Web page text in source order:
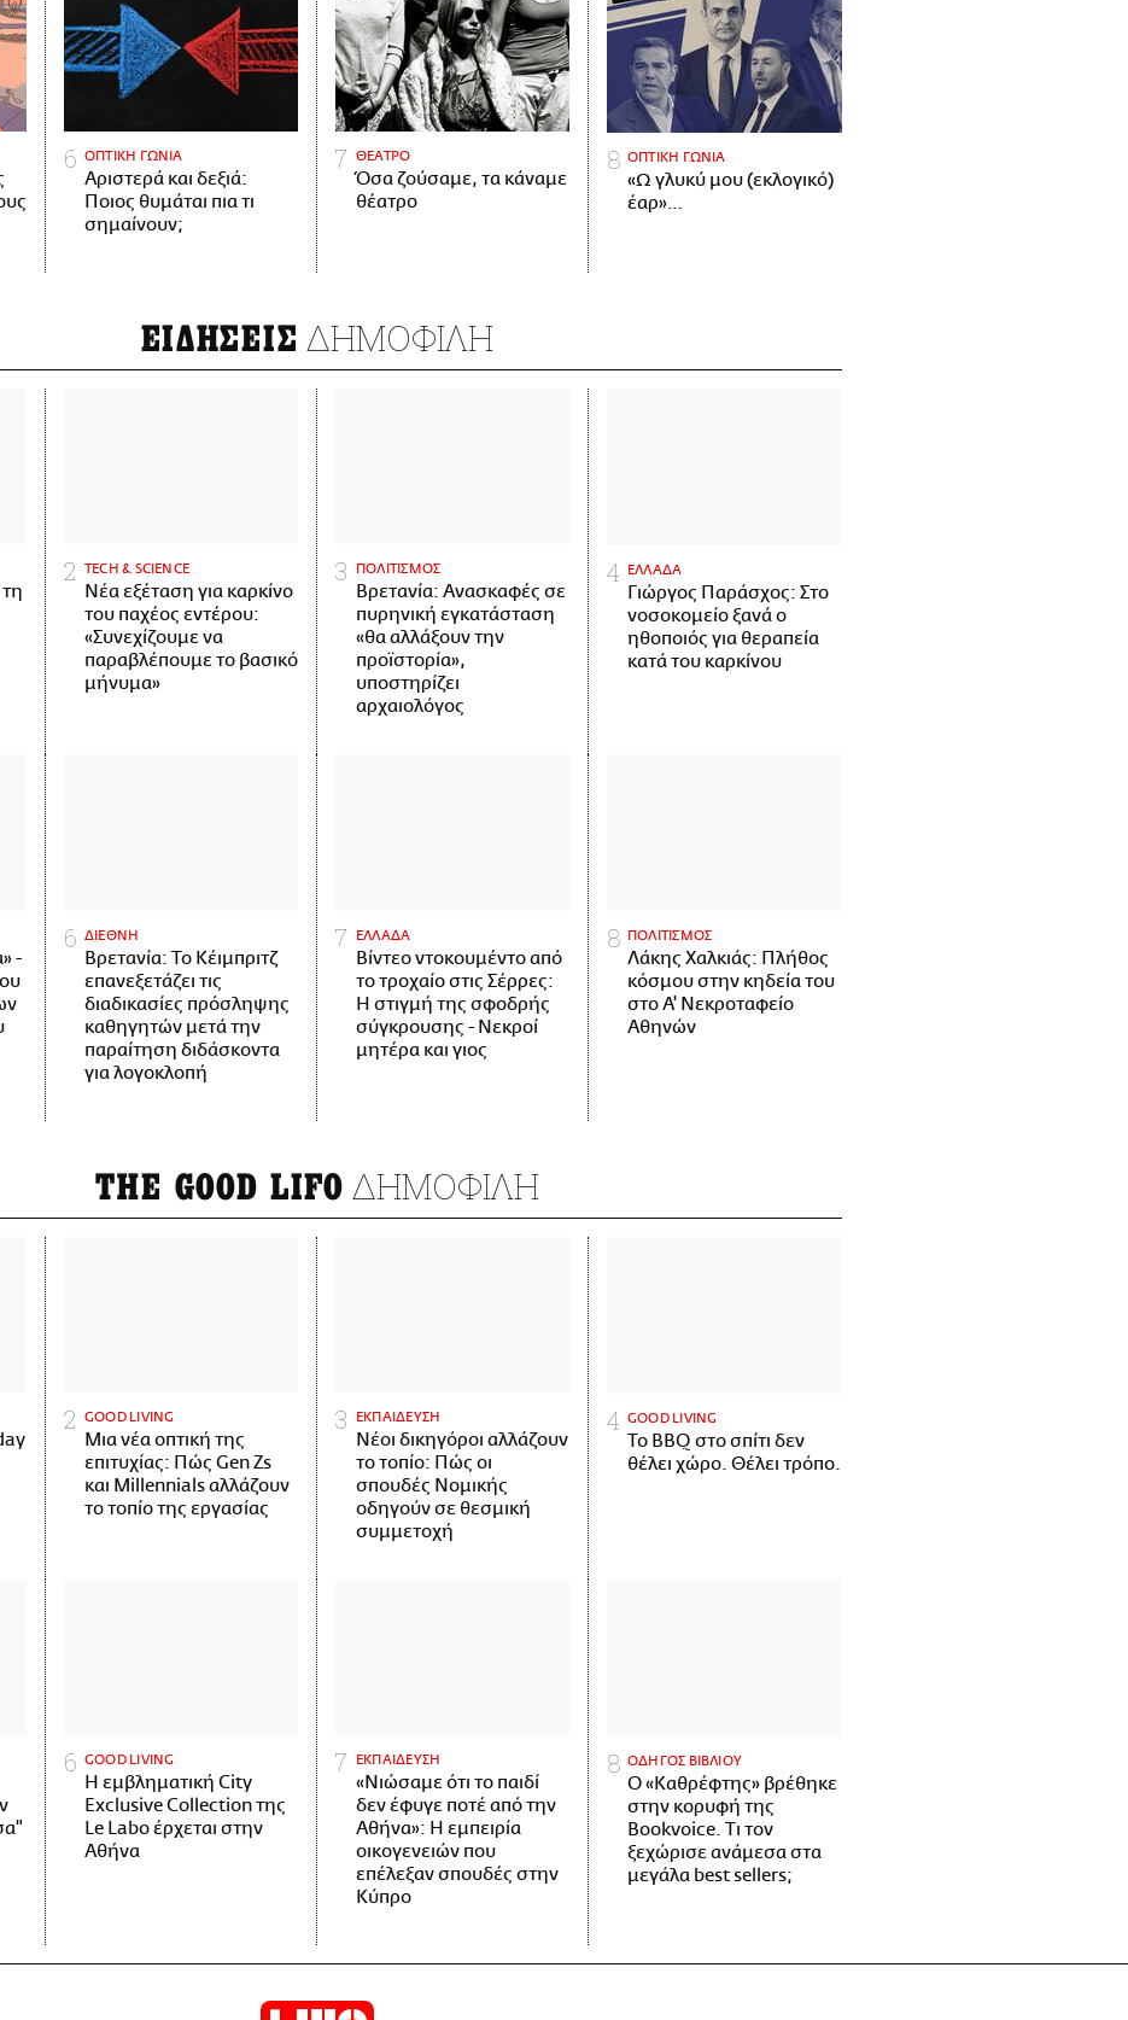
ΟΠΤΙΚΗ ΓΩΝΙΑ
Αριστερά και δεξιά:
Ποιος θυμάται πια τι
σημαίνουν;
ΘΕΑΤΡΟ
Όσα ζούσαμε, τα κάναμε
θέατρο
ΟΠΤΙΚΗ ΓΩΝΙΑ
«Ω γλυκύ μου (εκλογικό)
έαρ»…
ΕΙΔΗΣΕΙΣ ΔΗΜΟΦΙΛΗ
ΤECH & SCIENCE
Νέα εξέταση για καρκίνο
του παχέος εντέρου:
«Συνεχίζουμε να
παραβλέπουμε το βασικό
μήνυμα»
ΠΟΛΙΤΙΣΜΟΣ
Βρετανία: Ανασκαφές σε
πυρηνική εγκατάσταση
«θα αλλάξουν την
προϊστορία»,
υποστηρίζει
αρχαιολόγος
ΕΛΛΑΔΑ
Γιώργος Παράσχος: Στο
νοσοκομείο ξανά ο
ηθοποιός για θεραπεία
κατά του καρκίνου
-
ΔΙΕΘΝΗ
Βρετανία: Το Κέιμπριτζ
επανεξετάζει τις
διαδικασίες πρόσληψης
καθηγητών μετά την
παραίτηση διδάσκοντα
για λογοκλοπή
ΕΛΛΑΔΑ
Βίντεο ντοκουμέντο από
το τροχαίο στις Σέρρες:
Η στιγμή της σφοδρής
σύγκρουσης - Νεκροί
μητέρα και γιος
ΠΟΛΙΤΙΣΜΟΣ
Λάκης Χαλκιάς: Πλήθος
κόσμου στην κηδεία του
στο Α' Νεκροταφείο
Αθηνών
THE GOOD LIFO ΔΗΜΟΦΙΛΗ
GOOD LIVING
Μια νέα οπτική της
επιτυχίας: Πώς Gen Zs
και Millennials αλλάζουν
το τοπίο της εργασίας
ΕΚΠΑΙΔΕΥΣΗ
Νέοι δικηγόροι αλλάζουν
το τοπίο: Πώς οι
σπουδές Νομικής
οδηγούν σε θεσμική
συμμετοχή
GOOD LIVING
Το BBQ στο σπίτι δεν
θέλει χώρο. Θέλει τρόπο.
GOOD LIVING
Η εμβληματική City
Exclusive Collection της
Le Labo έρχεται στην
Αθήνα
ΕΚΠΑΙΔΕΥΣΗ
«Νιώσαμε ότι το παιδί
δεν έφυγε ποτέ από την
Αθήνα»: Η εμπειρία
οικογενειών που
επέλεξαν σπουδές στην
Κύπρο
ΟΔΗΓΟΣ ΒΙΒΛΙΟΥ
Ο «Καθρέφτης» βρέθηκε
στην κορυφή της
Bookvoice. Τι τον
ξεχώρισε ανάμεσα στα
μεγάλα best sellers;